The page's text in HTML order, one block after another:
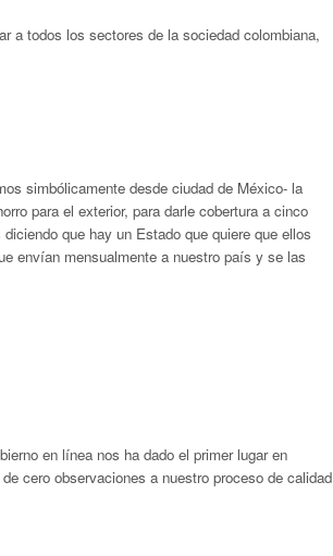
a todos los sectores de la sociedad colombiana,
simbólicamente desde ciudad de México- la
para el exterior, para darle cobertura a cinco
que hay un Estado que quiere que ellos
envían mensualmente a nuestro país y se las
en línea nos ha dado el primer lugar en
cero observaciones a nuestro proceso de calidad